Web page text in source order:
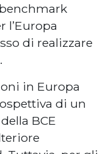
l’Europa
di realizzare
in Europa
di un
BCE